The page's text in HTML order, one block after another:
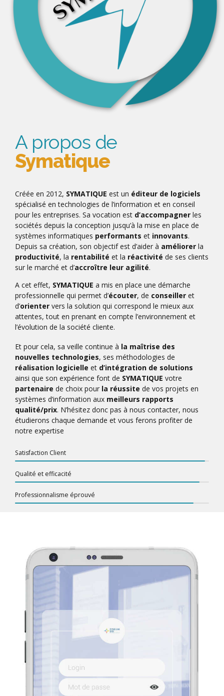
A propos de
Symatique
Créée en 2012, SYMATIQUE est un éditeur de logiciels
spécialisé en technologies de l’information et en conseil
pour les entreprises. Sa vocation est d’accompagner les
sociétés depuis la conception jusqu’à la mise en place de
systèmes informatiques performants et innovants.
Depuis sa création, son objectif est d’aider à améliorer la
productivité, la rentabilité et la réactivité de ses clients
sur le marché et d’accroître leur agilité.
A cet effet, SYMATIQUE a mis en place une démarche
professionnelle qui permet d’écouter, de conseiller et
d’orienter vers la solution qui correspond le mieux aux
attentes, tout en prenant en compte l’environnement et
l’évolution de la société cliente.
Et pour cela, sa veille continue à la maîtrise des
nouvelles technologies, ses méthodologies de
réalisation logicielle et d’intégration de solutions
ainsi que son expérience font de SYMATIQUE votre
partenaire de choix pour la réussite de vos projets en
systèmes d’information aux meilleurs rapports
qualité/prix. N’hésitez donc pas à nous contacter, nous
étudierons chaque demande et vous ferons profiter de
notre expertise
Satisfaction Client
Qualité et efficacité
Professionnalisme éprouvé